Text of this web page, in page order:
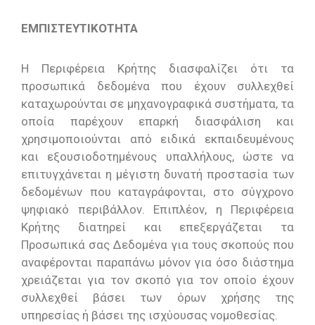
ΕΜΠΙΣΤΕΥΤΙΚΟΤΗΤΑ
Η Περιφέρεια Κρήτης διασφαλίζει ότι τα
προσωπικά δεδομένα που έχουν συλλεχθεί
καταχωρούνται σε μηχανογραφικά συστήματα, τα
οποία παρέχουν επαρκή διασφάλιση και
χρησιμοποιούνται από ειδικά εκπαιδευμένους
και εξουσιοδοτημένους υπαλλήλους, ώστε να
επιτυγχάνεται η μέγιστη δυνατή προστασία των
δεδομένων που καταγράφονται, στο σύγχρονο
ψηφιακό περιβάλλον. Επιπλέον, η Περιφέρεια
Κρήτης διατηρεί και επεξεργάζεται τα
Προσωπικά σας Δεδομένα για τους σκοπούς που
αναφέρονται παραπάνω μόνον για όσο διάστημα
χρειάζεται για τον σκοπό για τον οποίο έχουν
συλλεχθεί βάσει των όρων χρήσης της
υπηρεσίας ή βάσει της ισχύουσας νομοθεσίας.